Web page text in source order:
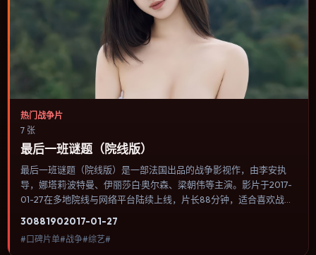
热门战争片
7 张
最后一班谜题（院线版）
最后一班谜题（院线版）是一部法国出品的战争影视作，由李安执
导，娜塔莉·波特曼、伊丽莎白·奥尔森、梁朝伟等主演。影片于2017-
01-27在多地院线与网络平台陆续上线，片长88分钟，适合喜欢战争
择与情节推进，节奏与视听语言统一，可作为休闲观影或类型片补片
30881902017-01-27
#口碑片单#战争#综艺#